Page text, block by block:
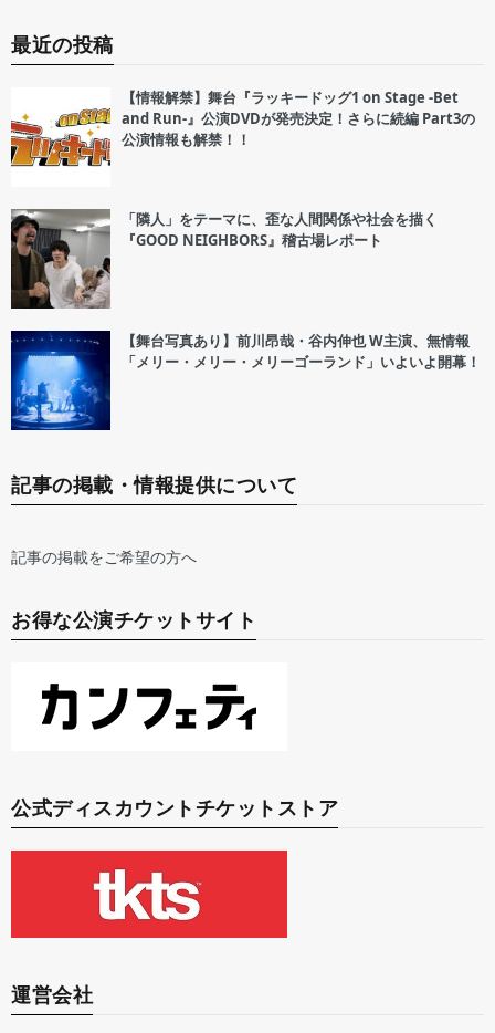
最近の投稿
【情報解禁】舞台『ラッキードッグ1 on Stage -Bet
and Run-』公演DVDが発売決定！さらに続編 Part3の
公演情報も解禁！！
「隣人」をテーマに、歪な人間関係や社会を描く
『GOOD NEIGHBORS』稽古場レポート
【舞台写真あり】前川昂哉・谷内伸也 W主演、無情報
「メリー・メリー・メリーゴーランド」いよいよ開幕！
記事の掲載・情報提供について
記事の掲載をご希望の方へ
お得な公演チケットサイト
公式ディスカウントチケットストア
運営会社